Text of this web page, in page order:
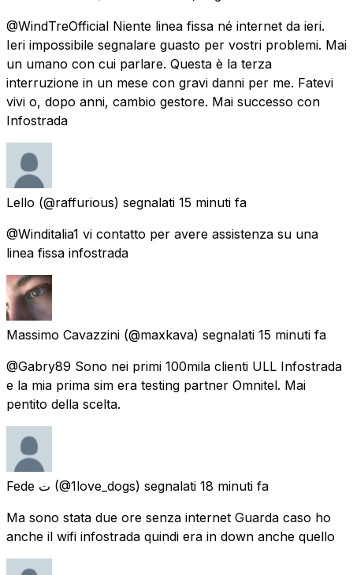
@WindTreOfficial Niente linea fissa né internet da ieri.
Ieri impossibile segnalare guasto per vostri problemi. Mai
un umano con cui parlare. Questa è la terza
interruzione in un mese con gravi danni per me. Fatevi
vivi o, dopo anni, cambio gestore. Mai successo con
Infostrada
Lello (@raffurious) segnalati 15 minuti fa
@Winditalia1 vi contatto per avere assistenza su una
linea fissa infostrada
Massimo Cavazzini (@maxkava) segnalati 15 minuti fa
@Gabry89 Sono nei primi 100mila clienti ULL Infostrada
e la mia prima sim era testing partner Omnitel. Mai
pentito della scelta.
Fede ت (@1love_dogs) segnalati 18 minuti fa
Ma sono stata due ore senza internet Guarda caso ho
anche il wifi infostrada quindi era in down anche quello